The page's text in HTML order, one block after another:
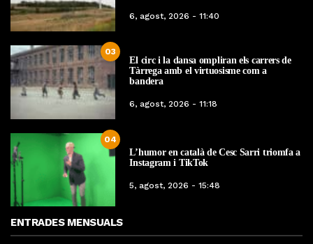
6, agost, 2026 - 11:40
03
El circ i la dansa ompliran els carrers de
Tàrrega amb el virtuosisme com a
bandera
6, agost, 2026 - 11:18
04
L’humor en català de Cesc Sarri triomfa a
Instagram i TikTok
5, agost, 2026 - 15:48
ENTRADES MENSUALS